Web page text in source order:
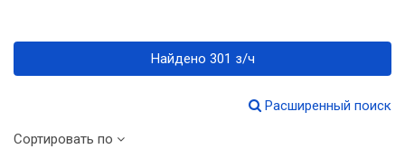
Найдено 301 з/ч
Расширенный поиск
Сортировать по